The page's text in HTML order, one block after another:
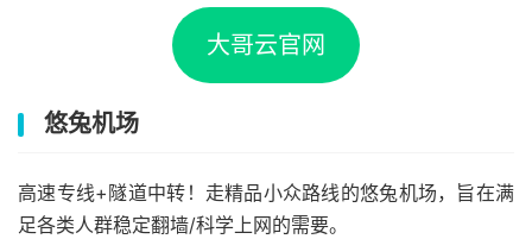
大哥云官网
悠兔机场
高速专线+隧道中转！走精品小众路线的悠兔机场，旨在满
足各类人群稳定翻墙/科学上网的需要。